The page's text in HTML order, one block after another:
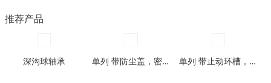
推荐产品
深沟球轴承 单列 带防尘盖，密封圈型 单列 带止动环槽，带止动环槽及防尘盖型